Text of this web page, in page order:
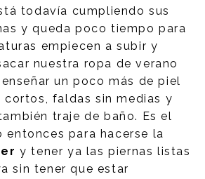
todavía cumpliendo sus
y queda poco tiempo para
empiecen a subir y
nuestra ropa de verano
un poco más de piel
cortos, faldas sin medias y
traje de baño. Es el
entonces para hacerse la
y tener ya las piernas listas
sin tener que estar